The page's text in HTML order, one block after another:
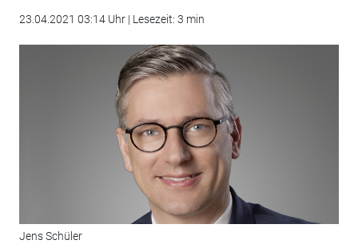
23.04.2021 03:14 Uhr | Lesezeit: 3 min
Jens Schüler